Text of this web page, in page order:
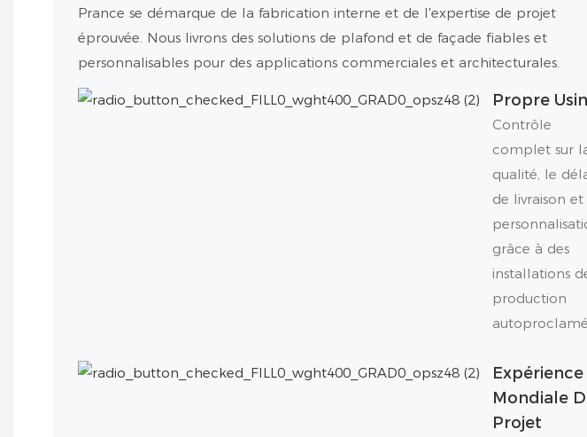
Prance se démarque de la fabrication interne et de l'expertise de projet
éprouvée. Nous livrons des solutions de plafond et de façade fiables et
personnalisables pour des applications commerciales et architecturales.
Propre
Contrôle
complet sur
qualité, le
de livraison et
grâce à des
installations
production
Expérience
Mondiale
Projet